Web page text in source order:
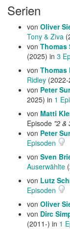
Serien
von Oliver
Tony & Ziva
von Thomas
(2025) in 3
von Thomas
Ridley
von Peter
2025) in 1
von Matti
Episode "2 &
von Peter
Episoden
von Sven
Auserwählte
von Lutz
Episoden
von Oliver
von Dirc
(2011-) in 1